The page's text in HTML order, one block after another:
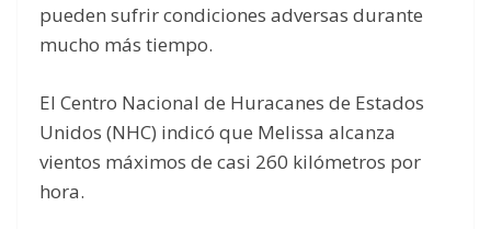
pueden sufrir condiciones adversas durante
mucho más tiempo.
El Centro Nacional de Huracanes de Estados
Unidos (NHC) indicó que Melissa alcanza
vientos máximos de casi 260 kilómetros por
hora.